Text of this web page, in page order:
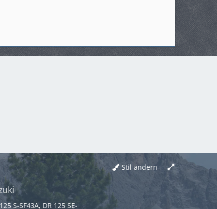
Stil ändern
S-SF43A, DR 125 SE-